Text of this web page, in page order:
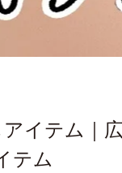
イテム｜
テム